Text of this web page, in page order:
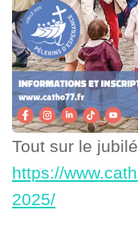
Tout sur le
https://
2025/